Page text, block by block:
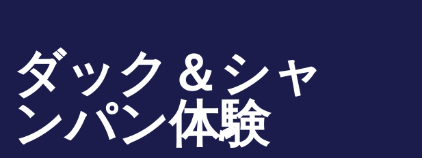
ダック＆シャ
ンパン体験